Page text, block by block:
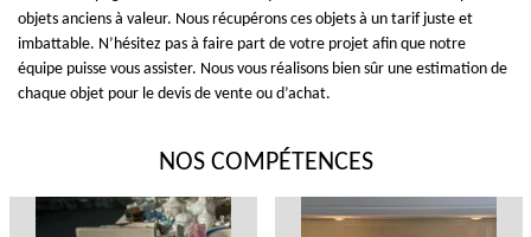
objets anciens à valeur. Nous récupérons ces objets à un tarif juste et
imbattable. N’hésitez pas à faire part de votre projet afin que notre
équipe puisse vous assister. Nous vous réalisons bien sûr une estimation de
chaque objet pour le devis de vente ou d’achat.
NOS COMPÉTENCES